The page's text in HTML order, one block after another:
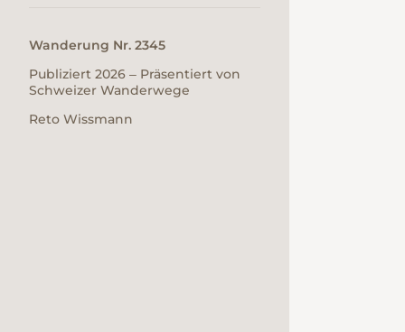
Wanderung Nr. 2345
Publiziert 2026 ‒ Präsentiert von
Schweizer Wanderwege
Reto Wissmann